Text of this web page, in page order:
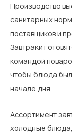
Производство
санитарных
поставщиков и
Завтраки
командой
чтобы блюда
начале дня.
Ассортимент
холодные